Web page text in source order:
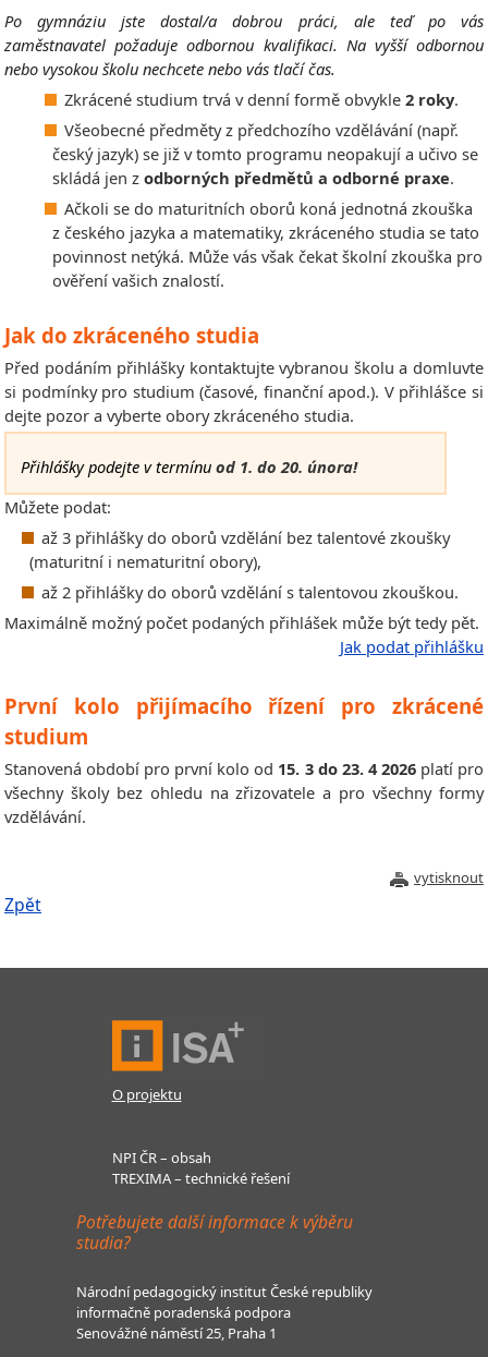
Po gymnáziu jste dostal/a dobrou práci, ale teď po vás
zaměstnavatel požaduje odbornou kvalifikaci. Na vyšší odbornou
nebo vysokou školu nechcete nebo vás tlačí čas.
Zkrácené studium trvá v denní formě obvykle 2 roky.
Všeobecné předměty z předchozího vzdělávání (např.
český jazyk) se již v tomto programu neopakují a učivo se
skládá jen z odborných předmětů a odborné praxe.
Ačkoli se do maturitních oborů koná jednotná zkouška
z českého jazyka a matematiky, zkráceného studia se tato
povinnost netýká. Může vás však čekat školní zkouška pro
ověření vašich znalostí.
Jak do zkráceného studia
Před podáním přihlášky kontaktujte vybranou školu a domluvte
si podmínky pro studium (časové, finanční apod.). V přihlášce si
dejte pozor a vyberte obory zkráceného studia.
Přihlášky podejte v termínuod 1. do 20. února!
Můžete podat:
až 3 přihlášky do oborů vzdělání bez talentové zkoušky
(maturitní i nematuritní obory),
až 2 přihlášky do oborů vzdělání s talentovou zkouškou.
Maximálně možný počet podaných přihlášek může být tedy pět.
Jak podat přihlášku
První kolo přijímacího řízení pro zkrácené
studium
Stanovená období pro první kolo od 15. 3 do 23. 4 2026platí pro
všechny školy bez ohledu na zřizovatele a pro všechny formy
vzdělávání.
vytisknout
Zpět
O projektu
NPI ČR – obsah
TREXIMA – technické řešení
Potřebujete další informace k výběru
studia?
Národní pedagogický institut České republiky
informačně poradenská podpora
Senovážné náměstí 25, Praha 1